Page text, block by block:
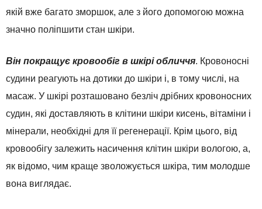
якій вже багато зморшок, але з його допомогою можна
значно поліпшити стан шкіри.
Він покращує кровообіг в шкірі обличчя. Кровоносні
судини реагують на дотики до шкіри і, в тому числі, на
масаж. У шкірі розташовано безліч дрібних кровоносних
судин, які доставляють в клітини шкіри кисень, вітаміни і
мінерали, необхідні для її регенерації. Крім цього, від
кровообігу залежить насичення клітин шкіри вологою, а,
як відомо, чим краще зволожується шкіра, тим молодше
вона виглядає.